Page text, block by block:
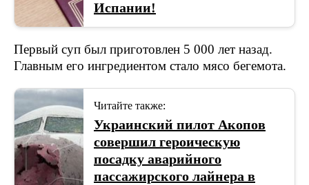
Испании!
Первый суп был приготовлен 5 000 лет назад.
Главным его ингредиентом стало мясо бегемота.
Читайте также:
Украинский пилот Акопов
совершил героическую
посадку аварийного
пассажирского лайнера в